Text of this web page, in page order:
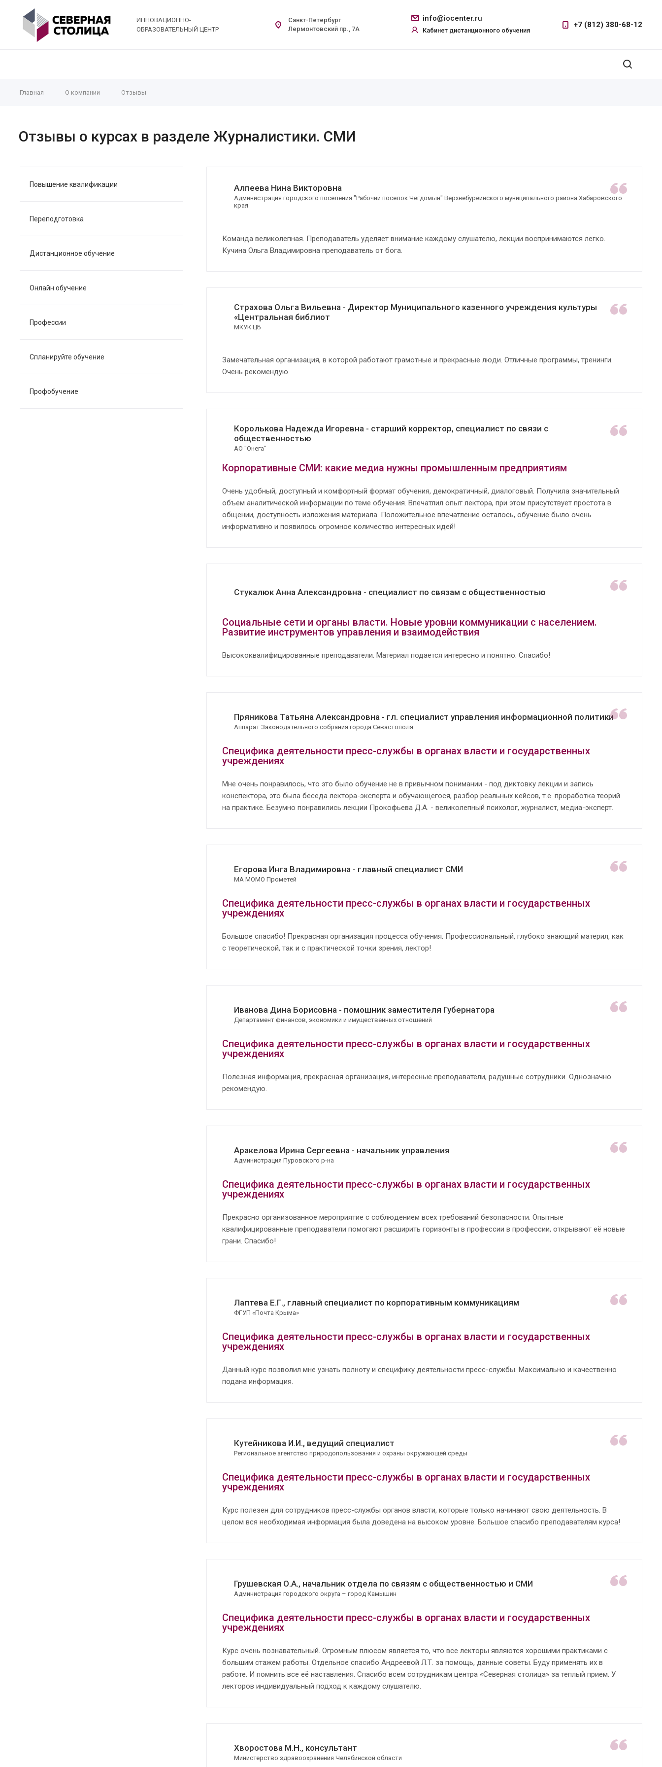
ИННОВАЦИОННО-
ОБРАЗОВАТЕЛЬНЫЙ ЦЕНТР
info@iocenter.ru
Кабинет дистанционного обучения
+7 (812) 380-68-12
Санкт-Петербург
Лермонтовский пр., 7А
Главная О компании Отзывы
Отзывы о курсах в разделе Журналистики. СМИ
Алпеева Нина Викторовна
Администрация городского поселения "Рабочий поселок Чегдомын" Верхнебуреинского муниципального района Хабаровского
края
Команда великолепная. Преподаватель уделяет внимание каждому слушателю, лекции воспринимаются легко.
Кучина Ольга Владимировна преподаватель от бога.
Страхова Ольга Вильевна - Директор Муниципального казенного учреждения культуры
«Центральная библиот
МКУК ЦБ
Замечательная организация, в которой работают грамотные и прекрасные люди. Отличные программы, тренинги.
Очень рекомендую.
Королькова Надежда Игоревна - старший корректор, специалист по связи с
общественностью
АО "Онега"
Корпоративные СМИ: какие медиа нужны промышленным предприятиям
Очень удобный, доступный и комфортный формат обучения, демократичный, диалоговый. Получила значительный
объем аналитической информации по теме обучения. Впечатлил опыт лектора, при этом присутствует простота в
общении, доступность изложения материала. Положительное впечатление осталось, обучение было очень
информативно и появилось огромное количество интересных идей!
Стукалюк Анна Александровна - специалист по связам с общественностью
Социальные сети и органы власти. Новые уровни коммуникации с населением.
Развитие инструментов управления и взаимодействия
Высококвалифицированные преподаватели. Материал подается интересно и понятно. Спасибо!
Пряникова Татьяна Александровна - гл. специалист управления информационной политики
Аппарат Законодательного собрания города Севастополя
Специфика деятельности пресс-службы в органах власти и государственных
учреждениях
Мне очень понравилось, что это было обучение не в привычном понимании - под диктовку лекции и запись
конспектора, это была беседа лектора-эксперта и обучающегося, разбор реальных кейсов, т.е. проработка теорий
на практике. Безумно понравились лекции Прокофьева Д.А. - великолепный психолог, журналист, медиа-эксперт.
Егорова Инга Владимировна - главный специалист СМИ
МА МОМО Прометей
Специфика деятельности пресс-службы в органах власти и государственных
учреждениях
Большое спасибо! Прекрасная организация процесса обучения. Профессиональный, глубоко знающий материл, как
с теоретической, так и с практической точки зрения, лектор!
Иванова Дина Борисовна - помошник заместителя Губернатора
Департамент финансов, экономики и имущественных отношений
Специфика деятельности пресс-службы в органах власти и государственных
учреждениях
Полезная информация, прекрасная организация, интересные преподаватели, радушные сотрудники. Однозначно
рекомендую.
Аракелова Ирина Сергеевна - начальник управления
Администрация Пуровского р-на
Специфика деятельности пресс-службы в органах власти и государственных
учреждениях
Прекрасно организованное мероприятие с соблюдением всех требований безопасности. Опытные
квалифицированные преподаватели помогают расширить горизонты в профессии в профессии, открывают её новые
грани. Спасибо!
Лаптева Е.Г., главный специалист по корпоративным коммуникациям
ФГУП «Почта Крыма»
Специфика деятельности пресс-службы в органах власти и государственных
учреждениях
Данный курс позволил мне узнать полноту и специфику деятельности пресс-службы. Максимально и качественно
подана информация.
Кутейникова И.И., ведущий специалист
Региональное агентство природопользования и охраны окружающей среды
Специфика деятельности пресс-службы в органах власти и государственных
учреждениях
Курс полезен для сотрудников пресс-службы органов власти, которые только начинают свою деятельность. В
целом вся необходимая информация была доведена на высоком уровне. Большое спасибо преподавателям курса!
Грушевская О.А., начальник отдела по связям с общественностью и СМИ
Администрация городского округа – город Камышин
Специфика деятельности пресс-службы в органах власти и государственных
учреждениях
Курс очень познавательный. Огромным плюсом является то, что все лекторы являются хорошими практиками с
большим стажем работы. Отдельное спасибо Андреевой Л.Т. за помощь, данные советы. Буду применять их в
работе. И помнить все её наставления. Спасибо всем сотрудникам центра «Северная столица» за теплый прием. У
лекторов индивидуальный подход к каждому слушателю.
Хворостова М.Н., консультант
Министерство здравоохранения Челябинской области
Повышение квалификации
Переподготовка
Дистанционное обучение
Онлайн обучение
Профессии
Спланируйте обучение
Профобучение